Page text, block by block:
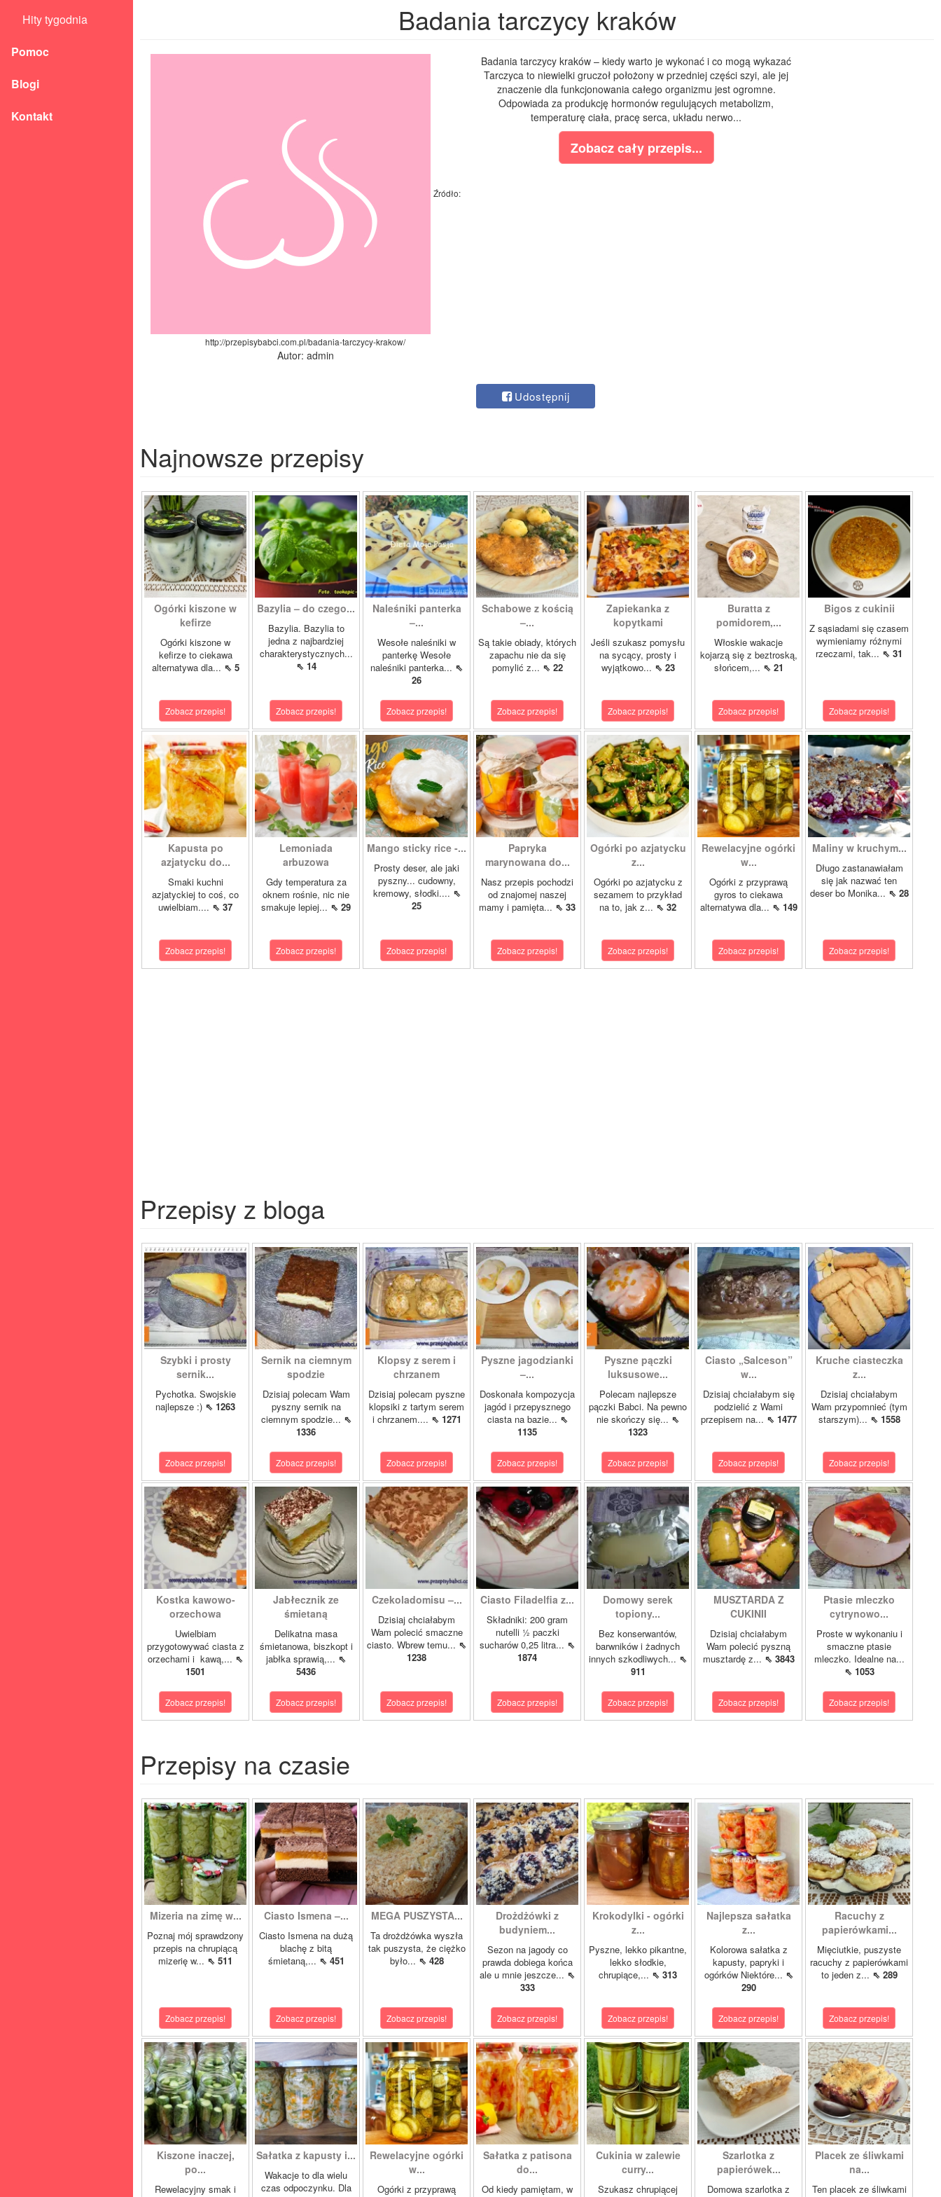
Hity tygodnia
Pomoc
Blogi
Kontakt
Badania tarczycy kraków
Źródło:
http://przepisybabci.com.pl/badania-tarczycy-krakow/
Autor: admin
Badania tarczycy kraków – kiedy warto je wykonać i co mogą wykazać
Tarczyca to niewielki gruczoł położony w przedniej części szyi, ale jej
znaczenie dla funkcjonowania całego organizmu jest ogromne.
Odpowiada za produkcję hormonów regulujących metabolizm,
temperaturę ciała, pracę serca, układu nerwo...
Zobacz cały przepis...
Udostępnij
Najnowsze przepisy
Ogórki kiszone w
kefirze
Ogórki kiszone w
kefirze to ciekawa
alternatywa dla... ⇖ 5
Zobacz przepis!
Bazylia – do czego...
Bazylia. Bazylia to
jedna z najbardziej
charakterystycznych...
⇖ 14
Zobacz przepis!
Naleśniki panterka
–...
Wesołe naleśniki w
panterkę Wesołe
naleśniki panterka... ⇖
26
Zobacz przepis!
Schabowe z kością
–...
Są takie obiady, których
zapachu nie da się
pomylić z... ⇖ 22
Zobacz przepis!
Zapiekanka z
kopytkami
Jeśli szukasz pomysłu
na sycący, prosty i
wyjątkowo... ⇖ 23
Zobacz przepis!
Buratta z
pomidorem,...
Włoskie wakacje
kojarzą się z beztroską,
słońcem,... ⇖ 21
Zobacz przepis!
Bigos z cukinii
Z sąsiadami się czasem
wymieniamy różnymi
rzeczami, tak... ⇖ 31
Zobacz przepis!
Kapusta po
azjatycku do...
Smaki kuchni
azjatyckiej to coś, co
uwielbiam.... ⇖ 37
Zobacz przepis!
Lemoniada
arbuzowa
Gdy temperatura za
oknem rośnie, nic nie
smakuje lepiej... ⇖ 29
Zobacz przepis!
Mango sticky rice -...
Prosty deser, ale jaki
pyszny... cudowny,
kremowy, słodki.... ⇖
25
Zobacz przepis!
Papryka
marynowana do...
Nasz przepis pochodzi
od znajomej naszej
mamy i pamięta... ⇖ 33
Zobacz przepis!
Ogórki po azjatycku
z...
Ogórki po azjatycku z
sezamem to przykład
na to, jak z... ⇖ 32
Zobacz przepis!
Rewelacyjne ogórki
w...
Ogórki z przyprawą
gyros to ciekawa
alternatywa dla... ⇖ 149
Zobacz przepis!
Maliny w kruchym...
Długo zastanawiałam
się jak nazwać ten
deser bo Monika... ⇖ 28
Zobacz przepis!
Przepisy z bloga
Szybki i prosty
sernik...
Pychotka. Swojskie
najlepsze :) ⇖ 1263
Zobacz przepis!
Sernik na ciemnym
spodzie
Dzisiaj polecam Wam
pyszny sernik na
ciemnym spodzie... ⇖
1336
Zobacz przepis!
Klopsy z serem i
chrzanem
Dzisiaj polecam pyszne
klopsiki z tartym serem
i chrzanem.... ⇖ 1271
Zobacz przepis!
Pyszne jagodzianki
–...
Doskonała kompozycja
jagód i przepysznego
ciasta na bazie... ⇖
1135
Zobacz przepis!
Pyszne pączki
luksusowe...
Polecam najlepsze
pączki Babci. Na pewno
nie skończy się... ⇖
1323
Zobacz przepis!
Ciasto „Salceson”
w...
Dzisiaj chciałabym się
podzielić z Wami
przepisem na... ⇖ 1477
Zobacz przepis!
Kruche ciasteczka
z...
Dzisiaj chciałabym
Wam przypomnieć (tym
starszym)... ⇖ 1558
Zobacz przepis!
Kostka kawowo-
orzechowa
Uwielbiam
przygotowywać ciasta z
orzechami i kawą,... ⇖
1501
Zobacz przepis!
Jabłecznik ze
śmietaną
Delikatna masa
śmietanowa, biszkopt i
jabłka sprawią,... ⇖
5436
Zobacz przepis!
Czekoladomisu –...
Dzisiaj chciałabym
Wam polecić smaczne
ciasto. Wbrew temu... ⇖
1238
Zobacz przepis!
Ciasto Filadelfia z...
Składniki: 200 gram
nutelli ½ paczki
sucharów 0,25 litra... ⇖
1874
Zobacz przepis!
Domowy serek
topiony...
Bez konserwantów,
barwników i żadnych
innych szkodliwych... ⇖
911
Zobacz przepis!
MUSZTARDA Z
CUKINII
Dzisiaj chciałabym
Wam polecić pyszną
musztardę z... ⇖ 3843
Zobacz przepis!
Ptasie mleczko
cytrynowo...
Proste w wykonaniu i
smaczne ptasie
mleczko. Idealne na...
⇖ 1053
Zobacz przepis!
Przepisy na czasie
Mizeria na zimę w...
Poznaj mój sprawdzony
przepis na chrupiącą
mizerię w... ⇖ 511
Zobacz przepis!
Ciasto Ismena –...
Ciasto Ismena na dużą
blachę z bitą
śmietaną,... ⇖ 451
Zobacz przepis!
MEGA PUSZYSTA...
Ta drożdżówka wyszła
tak puszysta, że ciężko
było... ⇖ 428
Zobacz przepis!
Drożdżówki z
budyniem...
Sezon na jagody co
prawda dobiega końca
ale u mnie jeszcze... ⇖
333
Zobacz przepis!
Krokodylki - ogórki
z...
Pyszne, lekko pikantne,
lekko słodkie,
chrupiące,... ⇖ 313
Zobacz przepis!
Najlepsza sałatka
z...
Kolorowa sałatka z
kapusty, papryki i
ogórków Niektóre... ⇖
290
Zobacz przepis!
Racuchy z
papierówkami...
Mięciutkie, puszyste
racuchy z papierówkami
to jeden z... ⇖ 289
Zobacz przepis!
Kiszone inaczej,
po...
Rewelacyjny smak i
Sałatka z kapusty i...
Wakacje to dla wielu
czas odpoczynku. Dla
Rewelacyjne ogórki
w...
Ogórki z przyprawą
Sałatka z patisona
do...
Od kiedy pamiętam, w
Cukinia w zalewie
curry...
Szukasz chrupiącej
Szarlotka z
papierówek...
Domowa szarlotka z
Placek ze śliwkami
na...
Ten placek ze śliwkami